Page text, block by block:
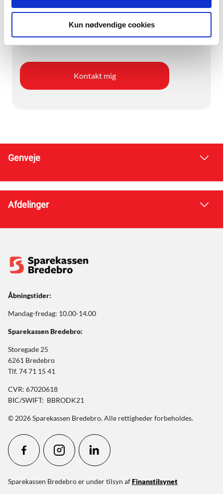
Kun nødvendige cookies
Vælg afdeling
Genveje
Afdelinger
Åbningstider:
Mandag-fredag: 10.00-14.00
Sparekassen Bredebro:
Storegade 25
6261 Bredebro
Tlf. 74 71 15 41
CVR: 67020618
BIC/SWIFT: BBRODK21
© 2026 Sparekassen Bredebro. Alle rettigheder forbeholdes.
Sparekassen Bredebro er under tilsyn afFinanstilsynet